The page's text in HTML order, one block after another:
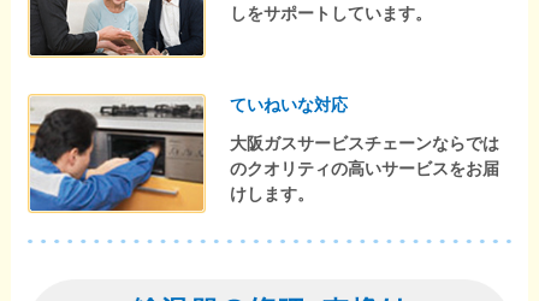
しをサポートしています。
ていねいな対応
大阪ガスサービスチェーンならでは
のクオリティの高いサービスをお届
けします。